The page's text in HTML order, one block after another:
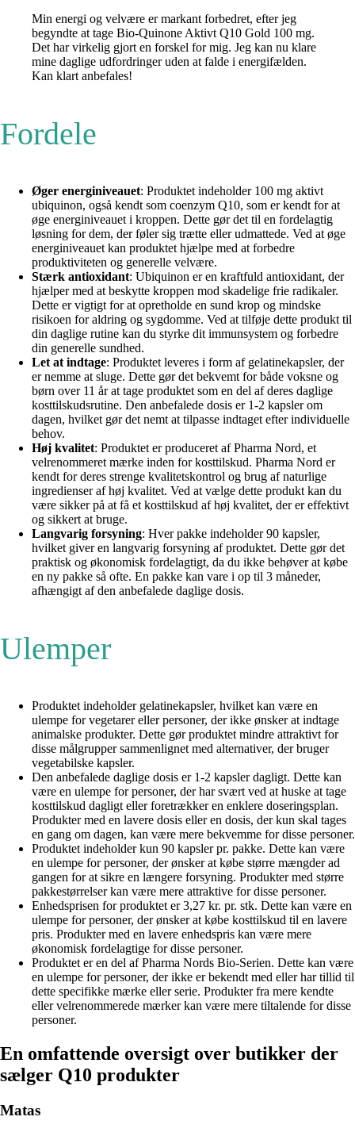
Min energi og velvære er markant forbedret, efter jeg
begyndte at tage Bio-Quinone Aktivt Q10 Gold 100 mg.
Det har virkelig gjort en forskel for mig. Jeg kan nu klare
mine daglige udfordringer uden at falde i energifælden.
Kan klart anbefales!
Fordele
Øger energiniveauet: Produktet indeholder 100 mg aktivt
ubiquinon, også kendt som coenzym Q10, som er kendt for at
øge energiniveauet i kroppen. Dette gør det til en fordelagtig
løsning for dem, der føler sig trætte eller udmattede. Ved at øge
energiniveauet kan produktet hjælpe med at forbedre
produktiviteten og generelle velvære.
Stærk antioxidant: Ubiquinon er en kraftfuld antioxidant, der
hjælper med at beskytte kroppen mod skadelige frie radikaler.
Dette er vigtigt for at opretholde en sund krop og mindske
risikoen for aldring og sygdomme. Ved at tilføje dette produkt til
din daglige rutine kan du styrke dit immunsystem og forbedre
din generelle sundhed.
Let at indtage: Produktet leveres i form af gelatinekapsler, der
er nemme at sluge. Dette gør det bekvemt for både voksne og
børn over 11 år at tage produktet som en del af deres daglige
kosttilskudsrutine. Den anbefalede dosis er 1-2 kapsler om
dagen, hvilket gør det nemt at tilpasse indtaget efter individuelle
behov.
Høj kvalitet: Produktet er produceret af Pharma Nord, et
velrenommeret mærke inden for kosttilskud. Pharma Nord er
kendt for deres strenge kvalitetskontrol og brug af naturlige
ingredienser af høj kvalitet. Ved at vælge dette produkt kan du
være sikker på at få et kosttilskud af høj kvalitet, der er effektivt
og sikkert at bruge.
Langvarig forsyning: Hver pakke indeholder 90 kapsler,
hvilket giver en langvarig forsyning af produktet. Dette gør det
praktisk og økonomisk fordelagtigt, da du ikke behøver at købe
en ny pakke så ofte. En pakke kan vare i op til 3 måneder,
afhængigt af den anbefalede daglige dosis.
Ulemper
Produktet indeholder gelatinekapsler, hvilket kan være en
ulempe for vegetarer eller personer, der ikke ønsker at indtage
animalske produkter. Dette gør produktet mindre attraktivt for
disse målgrupper sammenlignet med alternativer, der bruger
vegetabilske kapsler.
Den anbefalede daglige dosis er 1-2 kapsler dagligt. Dette kan
være en ulempe for personer, der har svært ved at huske at tage
kosttilskud dagligt eller foretrækker en enklere doseringsplan.
Produkter med en lavere dosis eller en dosis, der kun skal tages
en gang om dagen, kan være mere bekvemme for disse personer.
Produktet indeholder kun 90 kapsler pr. pakke. Dette kan være
en ulempe for personer, der ønsker at købe større mængder ad
gangen for at sikre en længere forsyning. Produkter med større
pakkestørrelser kan være mere attraktive for disse personer.
Enhedsprisen for produktet er 3,27 kr. pr. stk. Dette kan være en
ulempe for personer, der ønsker at købe kosttilskud til en lavere
pris. Produkter med en lavere enhedspris kan være mere
økonomisk fordelagtige for disse personer.
Produktet er en del af Pharma Nords Bio-Serien. Dette kan være
en ulempe for personer, der ikke er bekendt med eller har tillid til
dette specifikke mærke eller serie. Produkter fra mere kendte
eller velrenommerede mærker kan være mere tiltalende for disse
personer.
En omfattende oversigt over butikker der
sælger Q10 produkter
Matas